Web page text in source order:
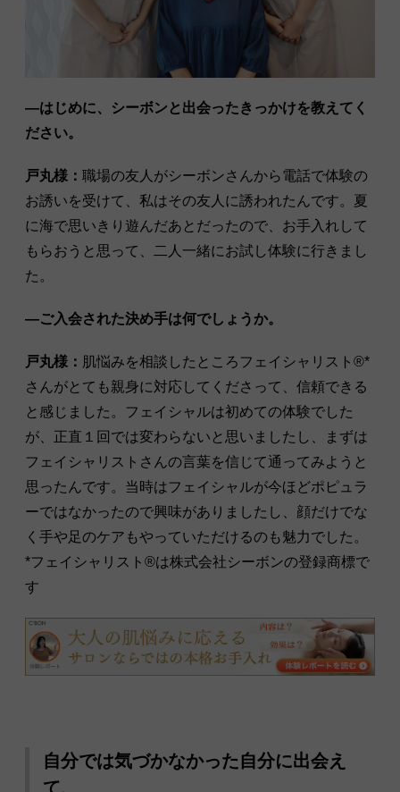
―はじめに、シーボンと出会ったきっかけを教えてく
ださい。
戸丸様： 職場の友人がシーボンさんから電話で体験の
お誘いを受けて、私はその友人に誘われたんです。夏
に海で思いきり遊んだあとだったので、お手入れして
もらおうと思って、二人一緒にお試し体験に行きまし
た。
―ご入会された決め手は何でしょうか。
戸丸様： 肌悩みを相談したところフェイシャリスト®︎*
さんがとても親身に対応してくださって、信頼できる
と感じました。フェイシャルは初めての体験でした
が、正直１回では変わらないと思いましたし、まずは
フェイシャリストさんの言葉を信じて通ってみようと
思ったんです。当時はフェイシャルが今ほどポピュラ
ーではなかったので興味がありましたし、顔だけでな
く手や足のケアもやっていただけるのも魅力でした。
*フェイシャリスト®︎は株式会社シーボンの登録商標で
す
自分では気づかなかった自分に出会え
て、